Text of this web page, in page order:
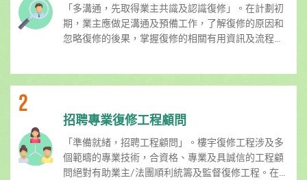
「多溝通，先取得業主共識及認識復修」。在計劃初
期，業主應做足溝通及預備工作，了解復修的原因和
忽略復修的後果，掌握復修的相關有用資訊及流程...
2
招聘專業復修工程顧問
「準備就緒，招聘工程顧問」。樓宇復修工程涉及多
個範疇的專業技術，合資格、專業及具誠信的工程顧
問絕對有助業主/法團順利統籌及監督復修工程。在...